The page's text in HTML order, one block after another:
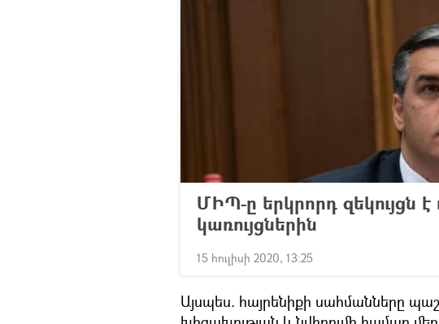
ՄԻՊ-ը երկրորդ զեկույցն է
կառույցներին
15 հուլիսի 2020, 13:25
Այսպես. հայրենիքի սահմանները